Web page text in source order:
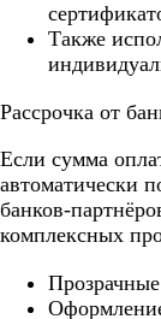
Также
Рассрочка от
Если сумма
автоматически
банков-
комплексных